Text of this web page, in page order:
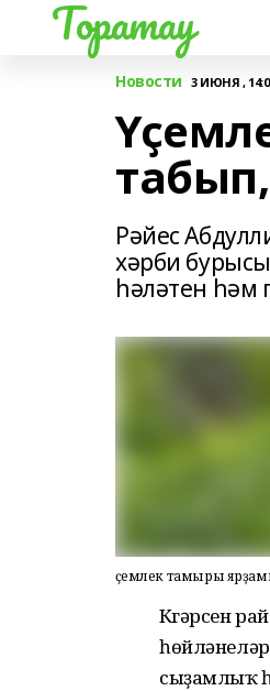
Торатау
Новости 3 ИЮНЯ ,
Рәйес
хәрби
һәләтен һәм
Үҫемлек тамыры
Күгәрсен
сыҙамлыҡ